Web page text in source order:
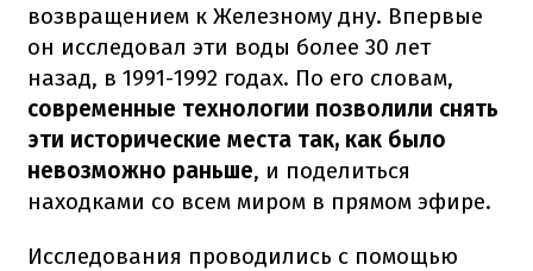
возвращением к Железному дну. Впервые
он исследовал эти воды более 30 лет
назад, в 1991-1992 годах. По его словам,
современные технологии позволили снять
эти исторические места так, как было
невозможно раньше, и поделиться
находками со всем миром в прямом эфире.
Исследования проводились с помощью